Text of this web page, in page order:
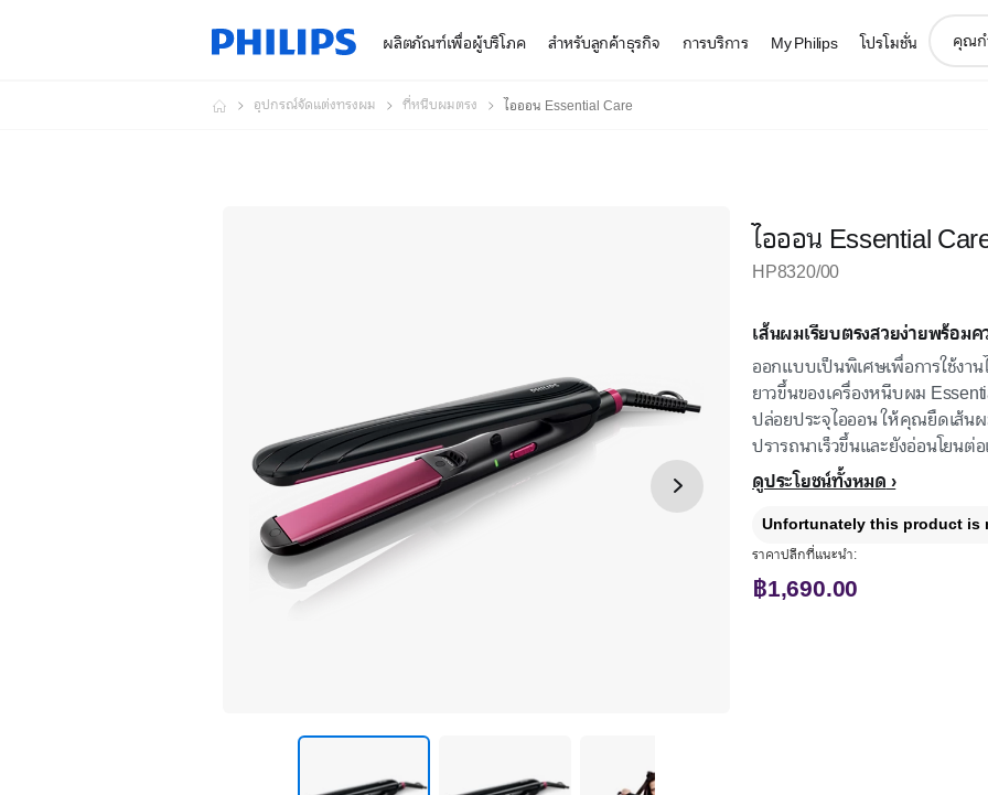
ผลิตภัณฑ์เพื่อผู้บริโภค สำหรับลูกค้าธุรกิจ การบริการ My Philips โปรโมชั่น
search
อุปกรณ์จัดแต่งทรงผม ที่หนีบผมตรง ไอออน Essential Care
ไอออน Essential
HP8320/00
เส้นผมเรียบตรงสวยง่ายพร้อมค
ออกแบบเป็นพิเศษเพื่อการใช้งา
ยาวขึ้นของเครื่องหนีบผม
ปล่อยประจุไอออน ให้คุณยืดเส้นผ
ปรารถนาเร็วขึ้นและยังอ่อนโยนต่
ดูประโยชน์ทั้งหมด
Unfortunately this product is
ราคาปลีกที่แนะนำ:
฿1,690.00